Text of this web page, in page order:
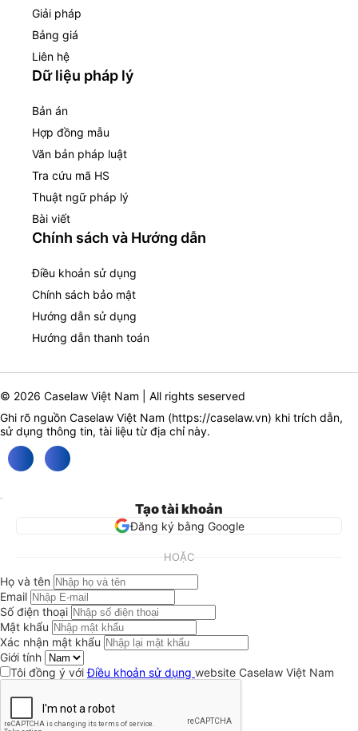
Giải pháp
Bảng giá
Liên hệ
Dữ liệu pháp lý
Bản án
Hợp đồng mẫu
Văn bản pháp luật
Tra cứu mã HS
Thuật ngữ pháp lý
Bài viết
Chính sách và Hướng dẫn
Điều khoản sử dụng
Chính sách bảo mật
Hướng dẫn sử dụng
Hướng dẫn thanh toán
© 2026 Caselaw Việt Nam | All rights seserved
Ghi rõ nguồn Caselaw Việt Nam (https://caselaw.vn) khi trích dẫn,
sử dụng thông tin, tài liệu từ địa chỉ này.
Tạo tài khoản
Đăng ký bằng Google
HOẶC
Họ và tên
Email
Số điện thoại
Mật khẩu
Xác nhận mật khẩu
Giới tính
Tôi đồng ý vớiĐiều khoản sử dụng website Caselaw Việt Nam